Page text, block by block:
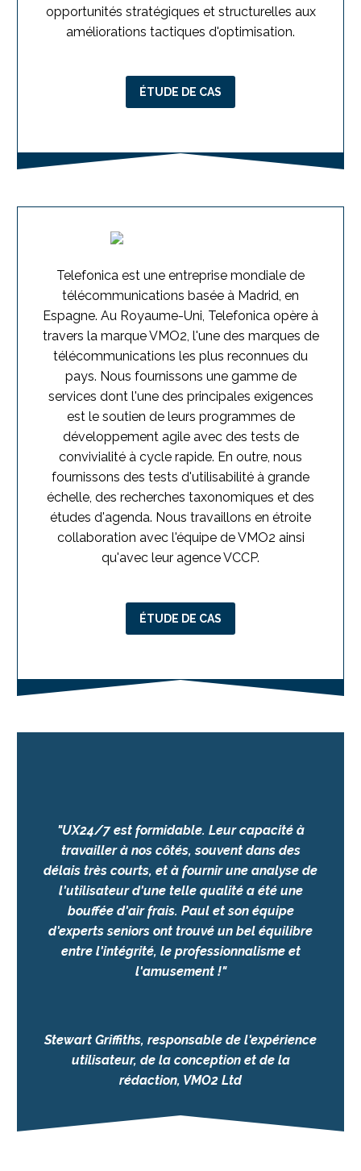
opportunités stratégiques et structurelles aux
améliorations tactiques d'optimisation.
ÉTUDE DE CAS
Telefonica est une entreprise mondiale de
télécommunications basée à Madrid, en
Espagne. Au Royaume-Uni, Telefonica opère à
travers la marque VMO2, l'une des marques de
télécommunications les plus reconnues du
pays. Nous fournissons une gamme de
services dont l'une des principales exigences
est le soutien de leurs programmes de
développement agile avec des tests de
convivialité à cycle rapide. En outre, nous
fournissons des tests d'utilisabilité à grande
échelle, des recherches taxonomiques et des
études d'agenda. Nous travaillons en étroite
collaboration avec l'équipe de VMO2 ainsi
qu'avec leur agence VCCP.
ÉTUDE DE CAS
"UX24/7 est formidable. Leur capacité à
travailler à nos côtés, souvent dans des
délais très courts, et à fournir une analyse de
l'utilisateur d'une telle qualité a été une
bouffée d'air frais. Paul et son équipe
d'experts seniors ont trouvé un bel équilibre
entre l'intégrité, le professionnalisme et
l'amusement !"
Stewart Griffiths, responsable de l'expérience
utilisateur, de la conception et de la
rédaction, VMO2 Ltd